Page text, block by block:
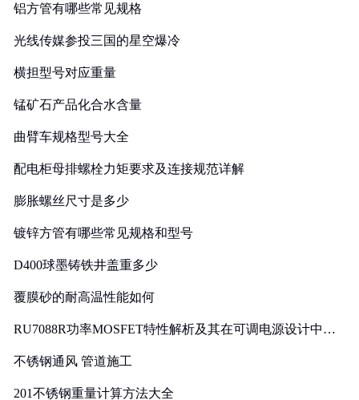
铝方管有哪些常见规格
光线传媒参投三国的星空爆冷
横担型号对应重量
锰矿石产品化合水含量
曲臂车规格型号大全
配电柜母排螺栓力矩要求及连接规范详解
膨胀螺丝尺寸是多少
镀锌方管有哪些常见规格和型号
D400球墨铸铁井盖重多少
覆膜砂的耐高温性能如何
RU7088R功率MOSFET特性解析及其在可调电源设计中的
不锈钢通风 管道施工
201不锈钢重量计算方法大全